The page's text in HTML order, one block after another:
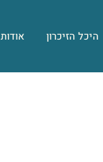
היכל הזיכרון אודות